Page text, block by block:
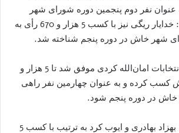
عنوان نفر دوم پنجمین دوره شورای شهر
خاش خبر داد و افزود: خدایار ریگی نیز با کسب 5 هزار و 670 رأی به
شهر خاش در دوره پنجم شناخته شد.
وی بیان کرد: در این انتخابات امان‌الله کردی موفق شد تا 5 هزار و
کسب کرده و به عنوان چهارمین نفر راهی
در دوره پنجم شود.
چاکرزهی اضافه کرد: بهزاد بهادری و ایوب کرد به ترتیب با کسب 5